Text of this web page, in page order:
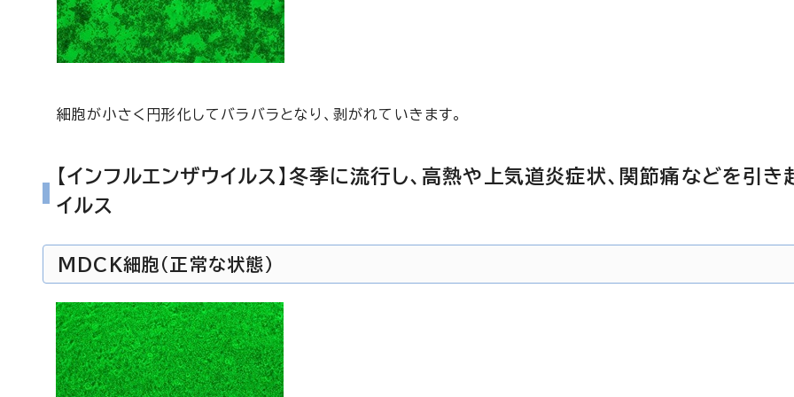
細胞が小さく円形化してバラバラとなり、剥がれていきます。
【インフルエンザウイルス】冬季に流行し、高熱や上気道炎症状、関節痛などを引き
イルス
MDCK細胞（正常な状態）